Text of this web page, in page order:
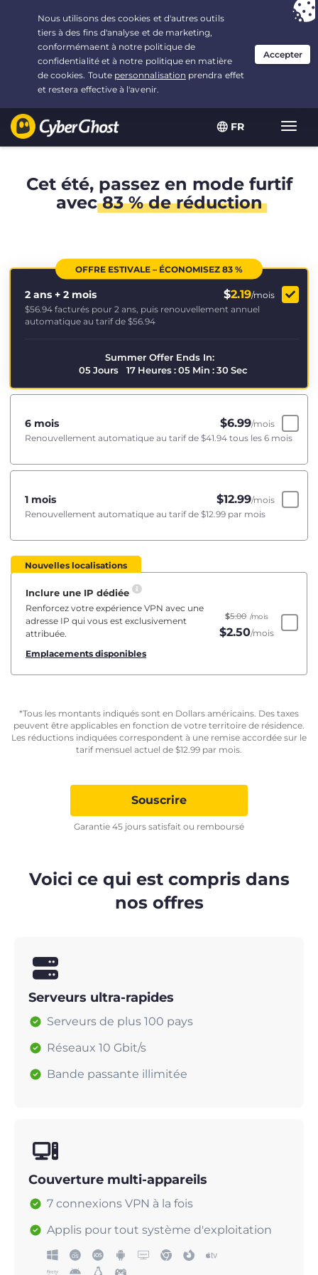
FR
Vous avez opté pour :L'offre la plus avantageuse
2.1666666666667 ans à $2.19/mois
Cet été, passez en mode furtif
avec83 % de réduction
OFFRE ESTIVALE – ÉCONOMISEZ 83 %
2 ans + 2 mois $2.19/mois
$56.94 facturés pour 2 ans, puis renouvellement annuel
automatique au tarif de $56.94
Summer Offer Ends In:
05 Jours 17 Heures : 05 Min : 29 Sec
6 mois $6.99/mois
Renouvellement automatique au tarif de $41.94 tous les 6 mois
1 mois $12.99/mois
Renouvellement automatique au tarif de $12.99 par mois
Nouvelles localisations
Inclure une IP dédiée
Renforcez votre expérience VPN avec une
adresse IP qui vous est exclusivement
attribuée.
Emplacements disponibles
$5.00 /mois
$2.50/mois
*Tous les montants indiqués sont en Dollars américains. Des taxes
peuvent être applicables en fonction de votre territoire de résidence.
Les réductions indiquées correspondent à une remise accordée sur le
tarif mensuel actuel de $12.99 par mois.
Souscrire
Garantie 45 jours satisfait ou remboursé
Voici ce qui est compris dans
nos offres
Serveurs ultra-rapides
Serveurs de plus 100 pays
Réseaux 10 Gbit/s
Bande passante illimitée
Couverture multi-appareils
7 connexions VPN à la fois
Applis pour tout système d'exploitation